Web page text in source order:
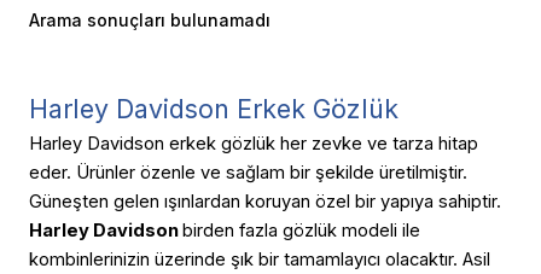
Arama sonuçları bulunamadı
Harley Davidson Erkek Gözlük
Harley Davidson erkek gözlük her zevke ve tarza hitap
eder. Ürünler özenle ve sağlam bir şekilde üretilmiştir.
Güneşten gelen ışınlardan koruyan özel bir yapıya sahiptir.
Harley Davidsonbirden fazla gözlük modeli ile
kombinlerinizin üzerinde şık bir tamamlayıcı olacaktır. Asil